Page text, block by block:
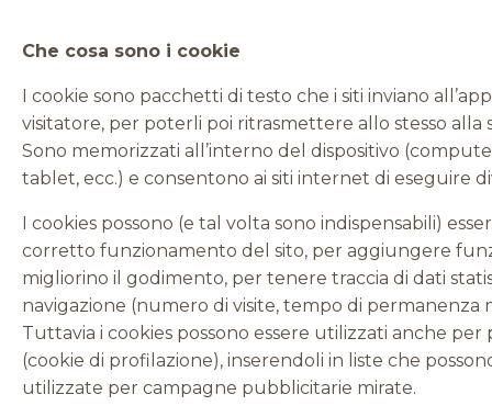
Che cosa sono i cookie
I cookie sono pacchetti di testo che i siti inviano
visitatore, per poterli poi ritrasmettere allo stesso alla
Sono memorizzati all’interno del dispositivo
tablet, ecc.) e consentono ai siti internet di eseguire
I cookies possono (e tal volta sono indispensabili)
corretto funzionamento del sito, per aggiungere
migliorino il godimento, per tenere traccia di dati
navigazione (numero di visite, tempo di permanenza
Tuttavia i cookies possono essere utilizzati anche per
(cookie di profilazione), inserendoli in liste che
utilizzate per campagne pubblicitarie mirate.